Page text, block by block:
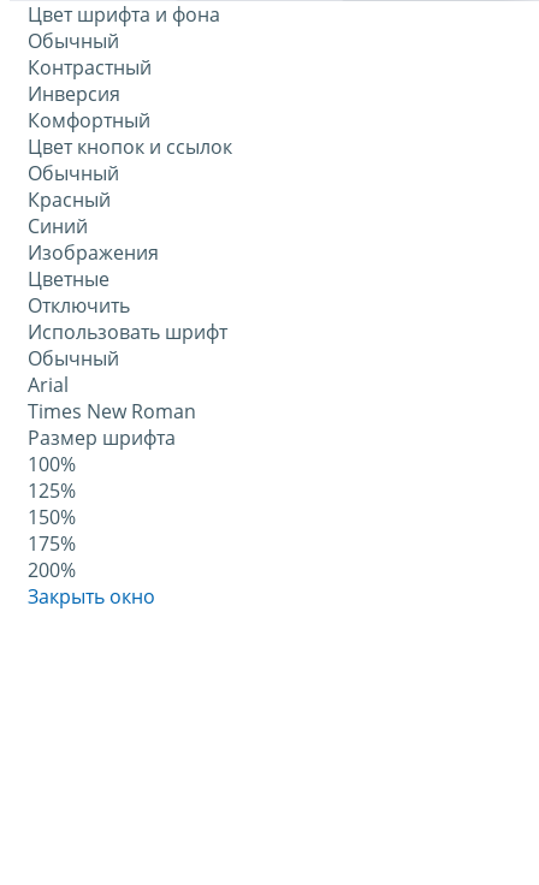
Цвет шрифта и фона
Обычный
Контрастный
Инверсия
Комфортный
Цвет кнопок и ссылок
Обычный
Красный
Синий
Изображения
Цветные
Отключить
Использовать шрифт
Обычный
Arial
Times New Roman
Размер шрифта
100%
125%
150%
175%
200%
Закрыть окно